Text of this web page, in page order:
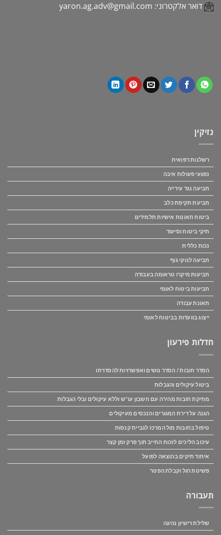
דואר אלקטרוני: yaron.ag.adv@gmail.com
נזיקין
רשלנות רפואית
נפגעי פעולות איבה
תביעה נגד עירייה
תביעת תקיפת כלב
ביטוח תאונות אישיות תלמידים
תיקי ביטוח וסיעוד
נכות כללית
תביעה לנזקי גוף
תביעות מיקרו טראומה בעבודה
תביעות ביטוח לאומי
תאונת עבודה
ייצוג בוועדות בביטוח לאומי
חדלות פירעון
הסדר חובות / הסדר נושים ואפשרויות להסדרתו
ביטול עיקולים והגבלות
מחיקת חובות מהירה עם חשבון עו"ש וללא עיקולים ובלי הגבלות
הגנה על דירת המגורים והנכסים מעיקולים
טיפול בחובות מול המרכז לגביית קנסות
עיכוב הליכים לזכות החייב תוך פרק זמן קצר
איחוד תיקים בהוצאה לפועל
פשיטת רגל וקבלת הפטר
תעבורה
שלילת רישיון נהיגה